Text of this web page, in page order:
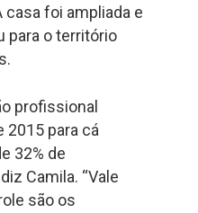
casa foi ampliada e
para o território
profissional
2015 para cá
32% de
Camila. “Vale
são os